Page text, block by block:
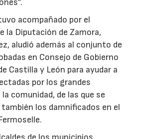
acompañado por el
la Diputación de Zamora,
aludió además al conjunto de
en Consejo de Gobierno
Castilla y León para ayudar a
por los grandes
comunidad, de las que se
los damnificados en el